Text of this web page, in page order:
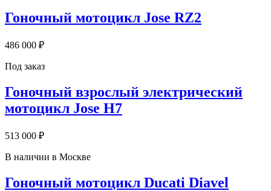
Гоночный мотоцикл Jose RZ2
486 000 ₽
Под заказ
Гоночный взрослый электрический
мотоцикл Jose H7
513 000 ₽
В наличии в Москве
Гоночный мотоцикл Ducati Diavel